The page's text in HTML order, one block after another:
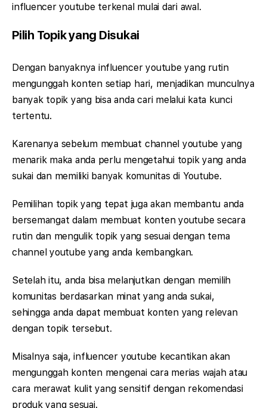
influencer youtube terkenal mulai dari awal.
Pilih Topik yang Disukai
Dengan banyaknya influencer youtube yang rutin
mengunggah konten setiap hari, menjadikan munculnya
banyak topik yang bisa anda cari melalui kata kunci
tertentu.
Karenanya sebelum membuat channel youtube yang
menarik maka anda perlu mengetahui topik yang anda
sukai dan memiliki banyak komunitas di Youtube.
Pemilihan topik yang tepat juga akan membantu anda
bersemangat dalam membuat konten youtube secara
rutin dan mengulik topik yang sesuai dengan tema
channel youtube yang anda kembangkan.
Setelah itu, anda bisa melanjutkan dengan memilih
komunitas berdasarkan minat yang anda sukai,
sehingga anda dapat membuat konten yang relevan
dengan topik tersebut.
Misalnya saja, influencer youtube kecantikan akan
mengunggah konten mengenai cara merias wajah atau
cara merawat kulit yang sensitif dengan rekomendasi
produk yang sesuai.